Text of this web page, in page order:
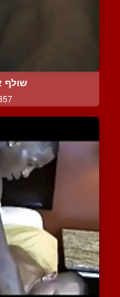
שולף
5357